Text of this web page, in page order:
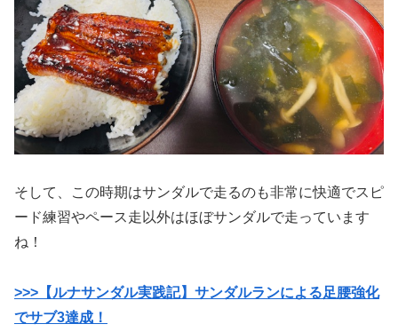
そして、この時期はサンダルで走るのも非常に快適でスピ
ード練習やペース走以外はほぼサンダルで走っています
ね！
>>> 【ルナサンダル実践記】サンダルランによる足腰強化
でサブ3達成！